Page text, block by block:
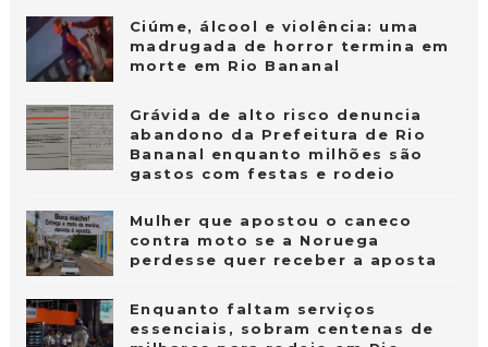
Ciúme, álcool e violência: uma
madrugada de horror termina em
morte em Rio Bananal
Grávida de alto risco denuncia
abandono da Prefeitura de Rio
Bananal enquanto milhões são
gastos com festas e rodeio
Mulher que apostou o caneco
contra moto se a Noruega
perdesse quer receber a aposta
Enquanto faltam serviços
essenciais, sobram centenas de